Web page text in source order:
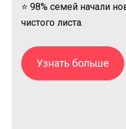
⭐ 98% семей начали
чистого листа.
Узнать больше